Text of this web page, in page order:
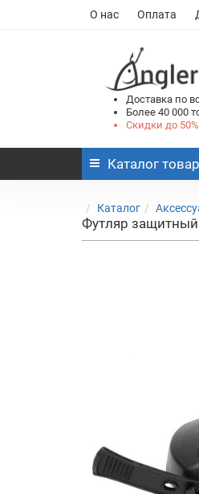
О нас Оплата
Доставка по
Более 40 000
Скидки до
Каталог
Каталог
Футляр